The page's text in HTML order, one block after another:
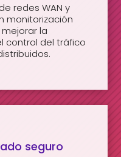
redes WAN y
monitorización
la
control del tráfico
seguro